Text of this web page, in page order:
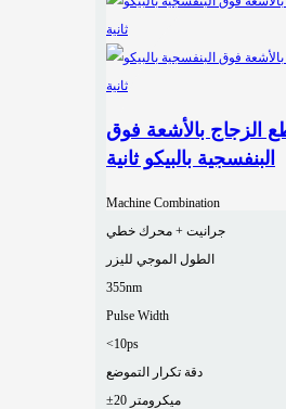
الزجاج بالأشعة فوق
البنفسجية بالبيكو ثانية
Machine Combination
جرانيت + محرك خطي
الطول الموجي لليزر
355nm
Pulse Width
<10ps
دقة تكرار التموضع
±20 ميكرومتر